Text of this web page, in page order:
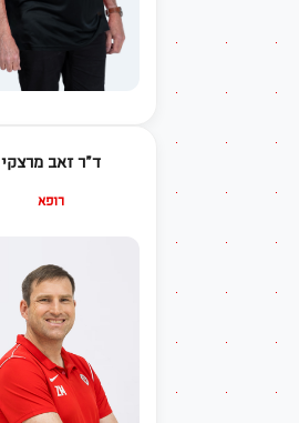
ד"ר זאב מרצקי
רופא